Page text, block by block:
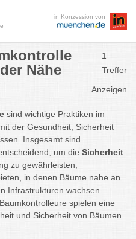
in Konzession von
Nähe
1
Treffer
Anzeigen
sind wichtige Praktiken im
der Gesundheit, Sicherheit
Insgesamt sind
um die Sicherheit
zu gewährleisten,
in denen Bäume nahe an
Infrastrukturen wachsen.
spielen eine
und Sicherheit von Bäumen